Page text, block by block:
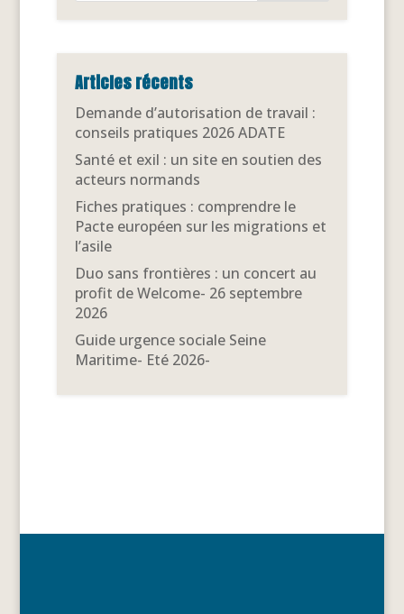
Articles récents
Demande d’autorisation de travail :
conseils pratiques 2026 ADATE
Santé et exil : un site en soutien des
acteurs normands
Fiches pratiques : comprendre le
Pacte européen sur les migrations et
l’asile
Duo sans frontières : un concert au
profit de Welcome- 26 septembre
2026
Guide urgence sociale Seine
Maritime- Eté 2026-